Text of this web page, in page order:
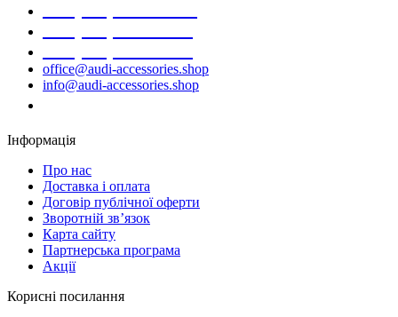
office@audi-accessories.shop
info@audi-accessories.shop
Інформація
Про нас
Доставка і оплата
Договір публічної оферти
Зворотній зв’язок
Карта сайту
Партнерська програма
Акції
Корисні посилання